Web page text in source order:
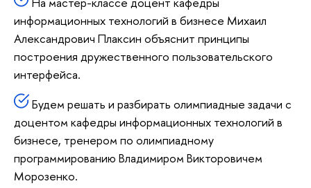
информационных технологий в бизнесе Михаил
Александрович Плаксин объяснит принципы
построения дружественного пользовательского
интерфейса.
Будем решать и разбирать олимпиадные задачи с
доцентом кафедры информационных технологий в
бизнесе, тренером по олимпиадному
программированию Владимиром Викторовичем
Морозенко.